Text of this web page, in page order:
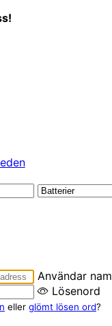
Användar
Lösenord
eller glömt lösen ord?